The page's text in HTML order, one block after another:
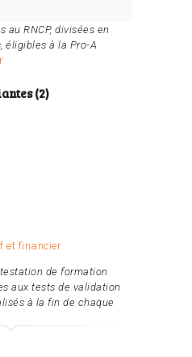
RNCP, divisées en
éligibles à la Pro-A
(2)
et financier
de formation
aux tests de validation
à la fin de chaque